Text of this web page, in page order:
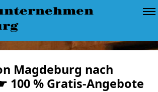
Magdeburg nach
100 % Gratis-Angebote